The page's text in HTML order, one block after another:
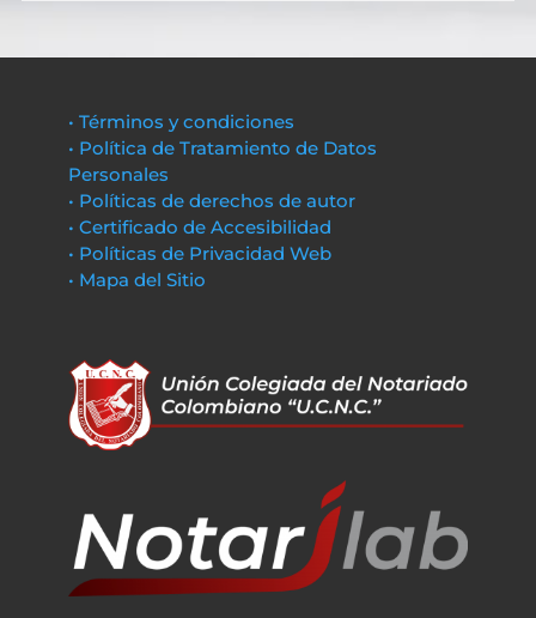
• Términos y condiciones
• Política de Tratamiento de Datos
Personales
• Políticas de derechos de autor
• Certificado de Accesibilidad
• Políticas de Privacidad Web
• Mapa del Sitio